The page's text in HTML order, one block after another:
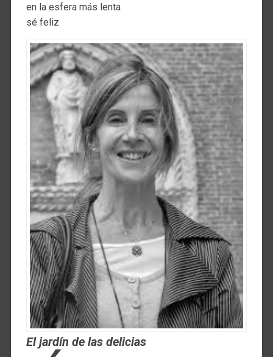
en la esfera más lenta
sé feliz
El jardín de las delicias